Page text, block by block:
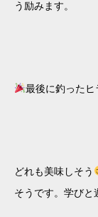
う励みます。
最後に釣ったヒ
どれも美味しそう
そうです。学びと